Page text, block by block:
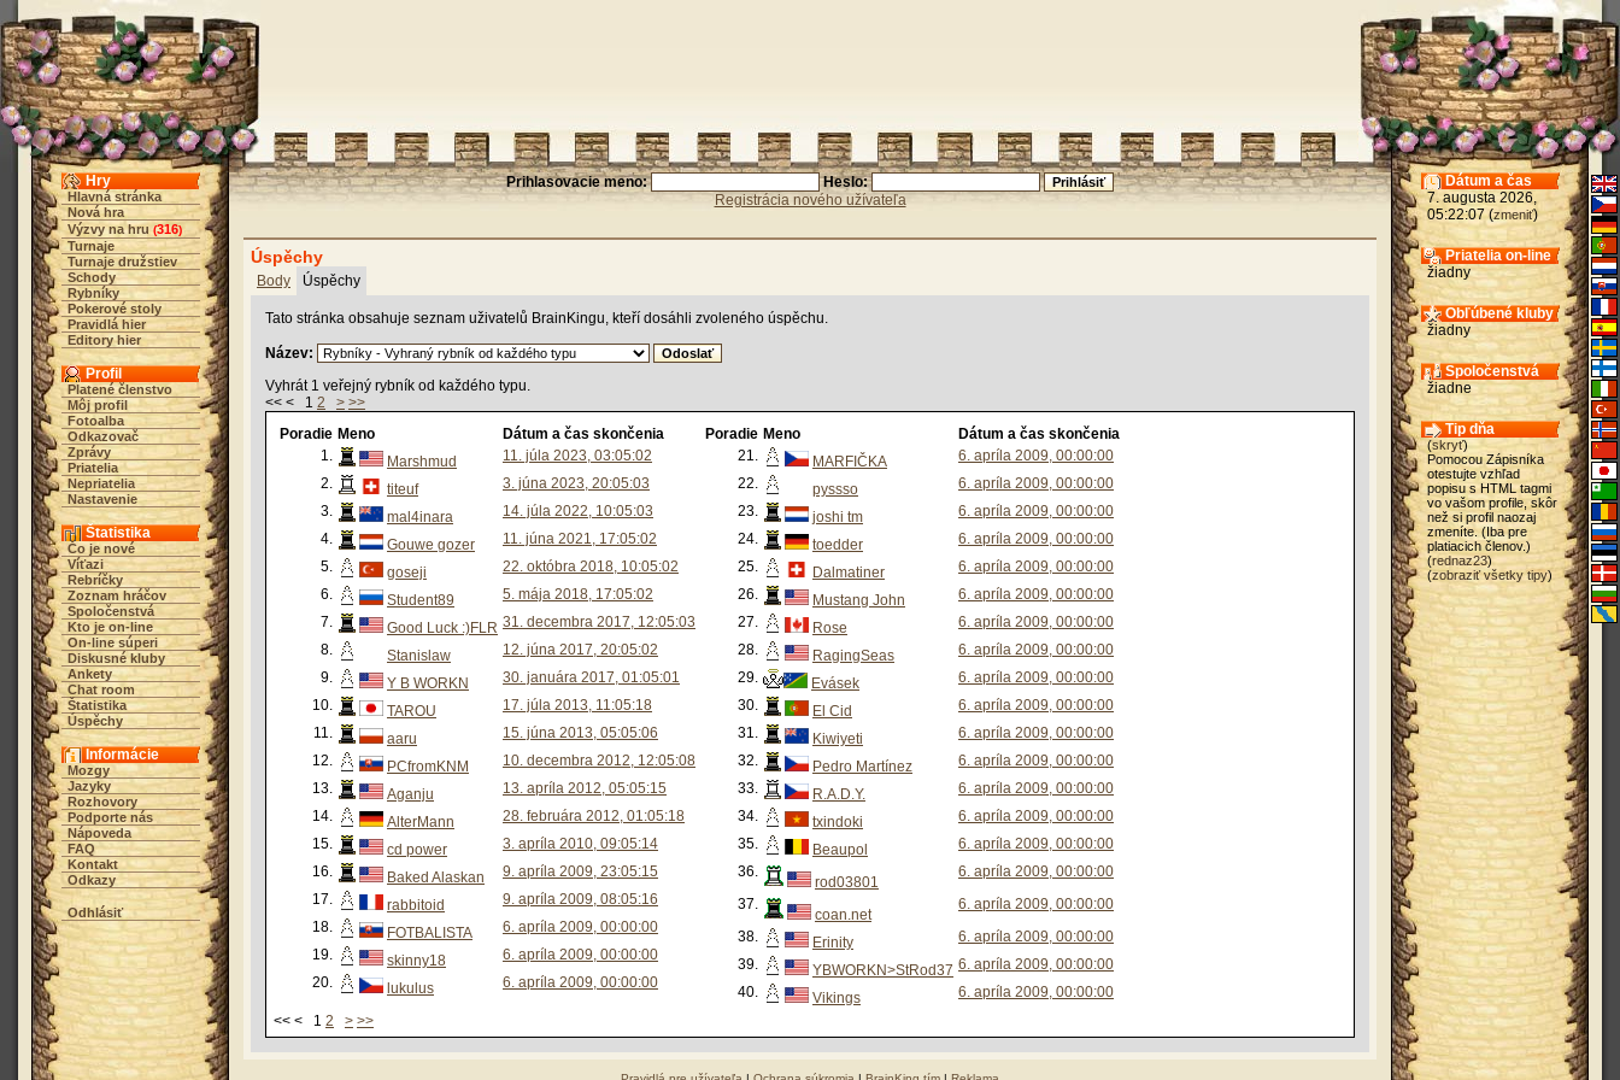
Hry
Hlavná stránka
Nová hra
Výzvy na hru (316)
Turnaje
Turnaje družstiev
Schody
Rybníky
Pokerové stoly
Pravidlá hier
Editory hier
Profil
Platené členstvo
Môj profil
Fotoalba
Odkazovač
Zprávy
Priatelia
Nepriatelia
Nastavenie
Štatistika
Čo je nové
Víťazi
Rebríčky
Zoznam hráčov
Spoločenstvá
Kto je on-line
On-line súperi
Diskusné kluby
Ankety
Chat room
Štatistika
Úspěchy
Informácie
Mozgy
Jazyky
Rozhovory
Podporte nás
Nápoveda
FAQ
Kontakt
Odkazy
Odhlásiť
Prihlasovacie meno:
Heslo:
Registrácia nového užívateľa
Úspěchy
Body Úspěchy
Tato stránka obsahuje seznam uživatelů BrainKingu, kteří dosáhli zvoleného úspěchu.
Název:
Vyhrát 1 veřejný rybník od každého typu.
<< < 1 2 > >>
Poradie Meno
Dátum a čas skončenia
1.
Marshmud
11. júla 2023, 03:05:02
2.
titeuf
3. júna 2023, 20:05:03
3.
mal4inara
14. júla 2022, 10:05:03
4.
Gouwe gozer
11. júna 2021, 17:05:02
5.
goseji
22. októbra 2018, 10:05:02
6.
Student89
5. mája 2018, 17:05:02
7.
Good Luck :)FLR 31. decembra 2017, 12:05:03
8.
Stanislaw
12. júna 2017, 20:05:02
9.
Y B WORKN
30. januára 2017, 01:05:01
10.
TAROU
17. júla 2013, 11:05:18
11.
aaru
15. júna 2013, 05:05:06
12.
PCfromKNM
10. decembra 2012, 12:05:08
13.
Aganju
13. apríla 2012, 05:05:15
14.
AlterMann
28. februára 2012, 01:05:18
15.
cd power
3. apríla 2010, 09:05:14
16.
Baked Alaskan
9. apríla 2009, 23:05:15
17.
rabbitoid
9. apríla 2009, 08:05:16
18.
FOTBALISTA
6. apríla 2009, 00:00:00
19.
skinny18
6. apríla 2009, 00:00:00
20.
lukulus 6. apríla 2009, 00:00:00
Poradie Meno
Dátum a čas skončenia
21.
MARFIČKA
6. apríla 2009, 00:00:00
22.
pyssso
6. apríla 2009, 00:00:00
23.
joshi tm
6. apríla 2009, 00:00:00
24.
toedder
6. apríla 2009, 00:00:00
25.
Dalmatiner
6. apríla 2009, 00:00:00
26.
Mustang John
6. apríla 2009, 00:00:00
27.
Rose
6. apríla 2009, 00:00:00
28.
RagingSeas
6. apríla 2009, 00:00:00
29.
Evásek
6. apríla 2009, 00:00:00
30.
El Cid
6. apríla 2009, 00:00:00
31.
Kiwiyeti
6. apríla 2009, 00:00:00
32.
Pedro Martínez
6. apríla 2009, 00:00:00
33.
R.A.D.Y.
6. apríla 2009, 00:00:00
34.
txindoki
6. apríla 2009, 00:00:00
35.
Beaupol
6. apríla 2009, 00:00:00
36.
rod03801
6. apríla 2009, 00:00:00
37.
coan.net
6. apríla 2009, 00:00:00
38.
Erinity
6. apríla 2009, 00:00:00
39.
YBWORKN>StRod37 6. apríla 2009, 00:00:00
40.
Vikings
6. apríla 2009, 00:00:00
<< < 1 2 > >>
Dátum a čas
7. augusta 2026,
05:22:07 (zmeniť)
Priatelia on-line
žiadny
Obľúbené kluby
žiadny
Spoločenstvá
žiadne
Tip dňa
(skryť)
Pomocou Zápisníka
otestujte vzhľad
popisu s HTML tagmi
vo vašom profile, skôr
než si profil naozaj
zmeníte. (Iba pre
platiacich členov.)
(rednaz23)
(zobraziť všetky tipy)